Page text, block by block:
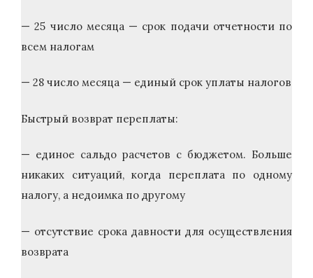
— 25 число месяца — срок подачи отчетности по
всем налогам
— 28 число месяца — единый срок уплаты налогов
Быстрый возврат переплаты:
— единое сальдо расчетов с бюджетом. Больше
никаких ситуаций, когда переплата по одному
налогу, а недоимка по другому
— отсутствие срока давности для осуществления
возврата